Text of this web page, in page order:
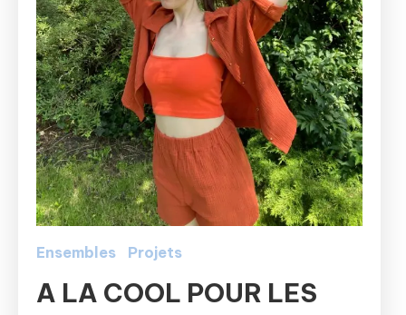
Ensembles Projets
A LA COOL POUR LES